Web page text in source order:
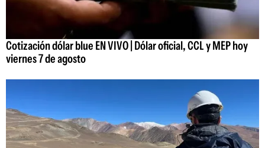
Cotización dólar blue EN VIVO | Dólar oficial, CCL y MEP hoy
viernes 7 de agosto